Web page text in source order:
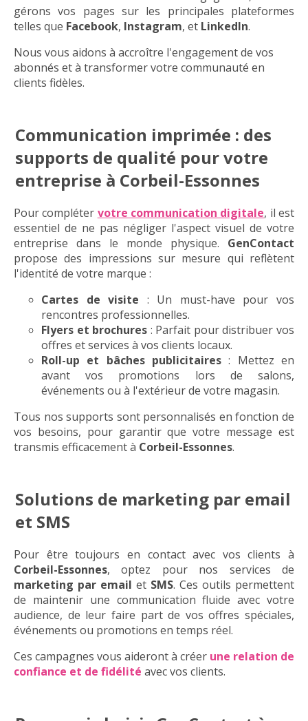
gérons vos pages sur les principales plateformes
telles que Facebook, Instagram, et LinkedIn.
Nous vous aidons à accroître l'engagement de vos
abonnés et à transformer votre communauté en
clients fidèles.
Communication imprimée : des
supports de qualité pour votre
entreprise à Corbeil-Essonnes
Pour compléter votre communication digitale, il est
essentiel de ne pas négliger l'aspect visuel de votre
entreprise dans le monde physique. GenContact
propose des impressions sur mesure qui reflètent
l'identité de votre marque :
Cartes de visite : Un must-have pour vos
rencontres professionnelles.
Flyers et brochures : Parfait pour distribuer vos
offres et services à vos clients locaux.
Roll-up et bâches publicitaires : Mettez en
avant vos promotions lors de salons,
événements ou à l'extérieur de votre magasin.
Tous nos supports sont personnalisés en fonction de
vos besoins, pour garantir que votre message est
transmis efficacement à Corbeil-Essonnes.
Solutions de marketing par email
et SMS
Pour être toujours en contact avec vos clients à
Corbeil-Essonnes, optez pour nos services de
marketing par email et SMS. Ces outils permettent
de maintenir une communication fluide avec votre
audience, de leur faire part de vos offres spéciales,
événements ou promotions en temps réel.
Ces campagnes vous aideront à créer une relation de
confiance et de fidélité avec vos clients.